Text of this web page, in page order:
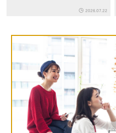
2026.07.22